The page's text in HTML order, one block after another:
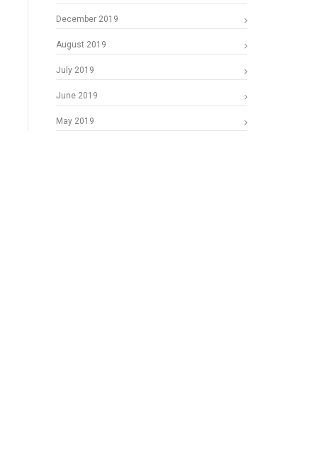
December 2019
August 2019
July 2019
June 2019
May 2019